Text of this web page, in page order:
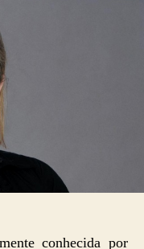
conhecida por